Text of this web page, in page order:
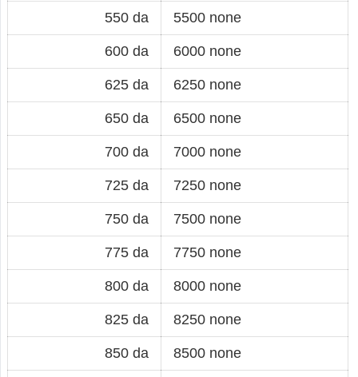
550 da 5500 none
600 da 6000 none
625 da 6250 none
650 da 6500 none
700 da 7000 none
725 da 7250 none
750 da 7500 none
775 da 7750 none
800 da 8000 none
825 da 8250 none
850 da 8500 none